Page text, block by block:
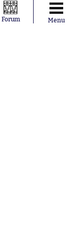
Forum Menu